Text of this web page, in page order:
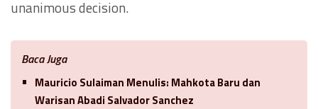
unanimous decision.
Baca Juga
Mauricio Sulaiman Menulis: Mahkota Baru dan
Warisan Abadi Salvador Sanchez